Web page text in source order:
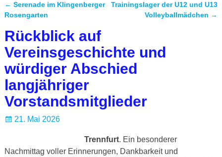
Artikelnavigation
← Serenade im Klingenberger
Rosengarten
Trainingslager der U12 und U13
Volleyballmädchen →
Rückblick auf
Vereinsgeschichte und
würdiger Abschied
langjähriger
Vorstandsmitglieder
21. Mai 2026
Trennfurt. Ein besonderer
Nachmittag voller Erinnerungen, Dankbarkeit und